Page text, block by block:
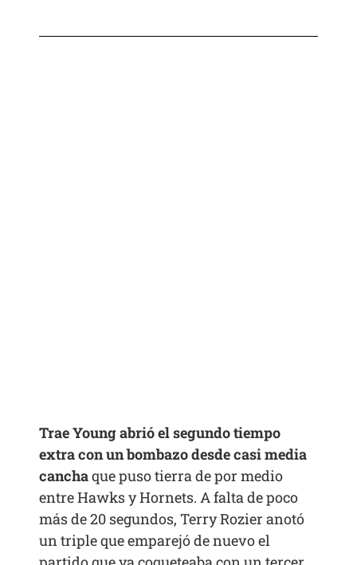
Trae Young abrió el segundo tiempo
extra con un bombazo desde casi media
canchaque puso tierra de por medio
entre Hawks y Hornets. A falta de poco
más de 20 segundos, Terry Rozier anotó
un triple que emparejó de nuevo el